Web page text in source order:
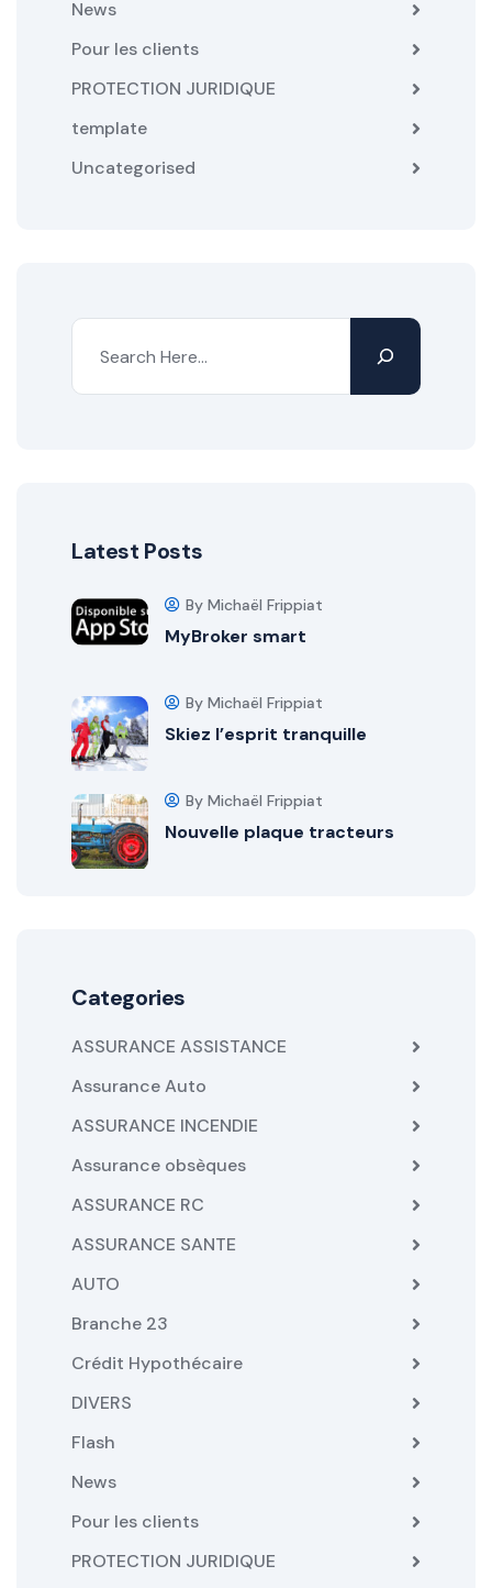
News
Pour les clients
PROTECTION JURIDIQUE
template
Uncategorised
Latest Posts
MyBroker smart
By Michaël Frippiat
Skiez l’esprit tranquille
By Michaël Frippiat
Nouvelle plaque tracteurs
By Michaël Frippiat
Categories
ASSURANCE ASSISTANCE
Assurance Auto
ASSURANCE INCENDIE
Assurance obsèques
ASSURANCE RC
ASSURANCE SANTE
AUTO
Branche 23
Crédit Hypothécaire
DIVERS
Flash
News
Pour les clients
PROTECTION JURIDIQUE